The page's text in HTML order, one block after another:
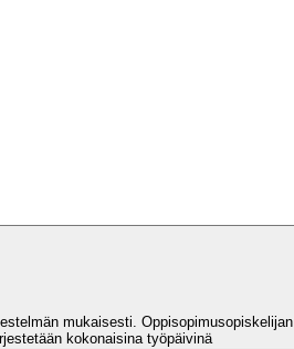
mukaisesti. Oppisopimusopiskelijan
kokonaisina työpäivinä